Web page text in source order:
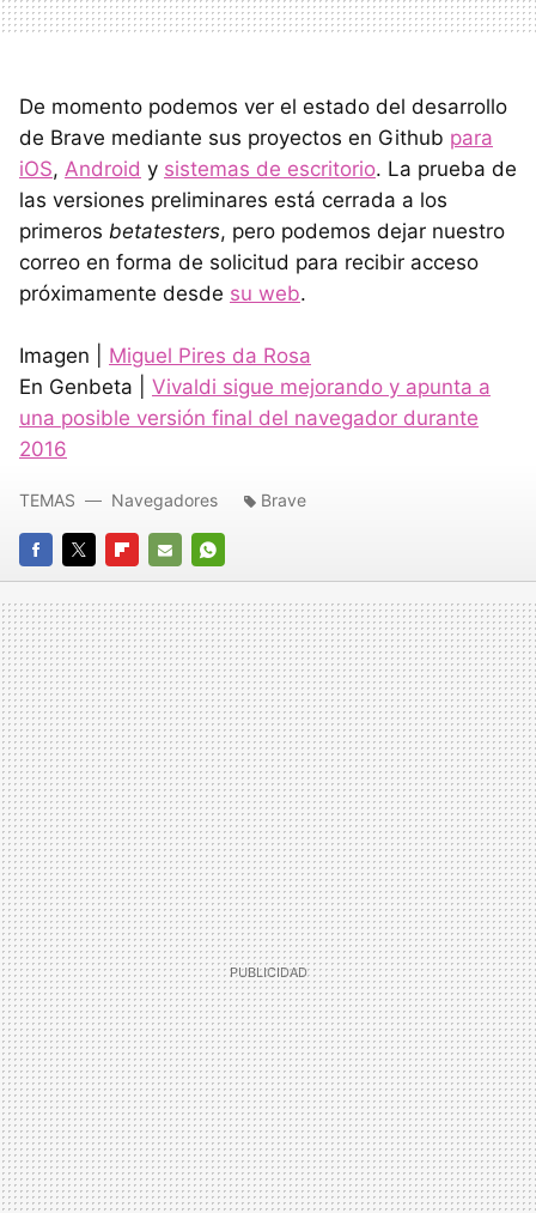
De momento podemos ver el estado del desarrollo
de Brave mediante sus proyectos en Github para
iOS, Android y sistemas de escritorio. La prueba de
las versiones preliminares está cerrada a los
primeros betatesters, pero podemos dejar nuestro
correo en forma de solicitud para recibir acceso
próximamente desde su web.
Imagen | Miguel Pires da Rosa
En Genbeta | Vivaldi sigue mejorando y apunta a
una posible versión final del navegador durante
2016
FACEBOOK
TWITTERFLIPBOARD
E-
MAIL
WHATSAPP
TEMAS Navegadores Brave